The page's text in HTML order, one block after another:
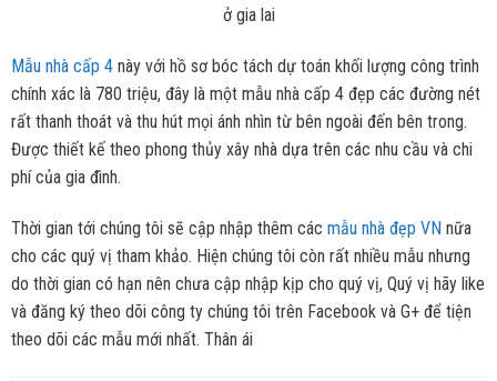
ở gia lai
Mẫu nhà cấp 4này với hồ sơ bóc tách dự toán khối lượng công trình
chính xác là 780 triệu, đây là một mẫu nhà cấp 4 đẹp các đường nét
rất thanh thoát và thu hút mọi ánh nhìn từ bên ngoài đến bên trong.
Được thiết kế theo phong thủy xây nhà dựa trên các nhu cầu và chi
phí của gia đình.
Thời gian tới chúng tôi sẽ cập nhập thêm các mẫu nhà đẹp VN nữa
cho các quý vị tham khảo. Hiện chúng tôi còn rất nhiều mẫu nhưng
do thời gian có hạn nên chưa cập nhập kịp cho quý vị, Quý vị hãy like
và đăng ký theo dõi công ty chúng tôi trên Facebook và G+ để tiện
theo dõi các mẫu mới nhất. Thân ái